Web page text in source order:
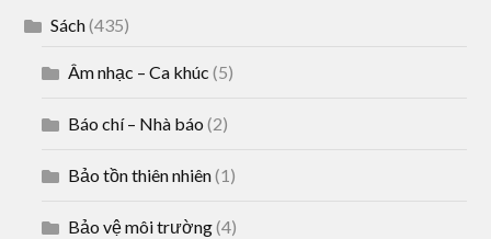
Sách(435)
Âm nhạc – Ca khúc (5)
Báo chí – Nhà báo (2)
Bảo tồn thiên nhiên(1)
Bảo vệ môi trường(4)